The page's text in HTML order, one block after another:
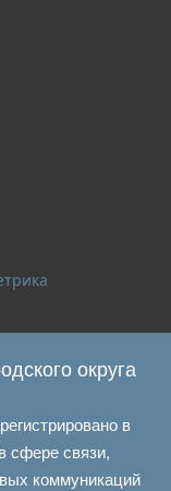
округа
в
сфере связи,
коммуникаций